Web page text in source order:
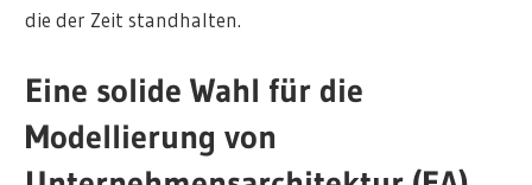
die der Zeit standhalten.
Eine solide Wahl für die
Modellierung von